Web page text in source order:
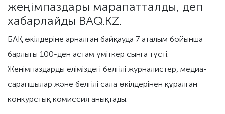
жеңімпаздары марапатталды, деп
хабарлайды BAQ.KZ.
БАҚ өкілдеріне арналған байқауда 7 аталым бойынша
барлығы 100-ден астам үміткер сынға түсті.
Жеңімпаздарды еліміздегі белгілі журналистер, медиа-
сарапшылар және белгілі сала өкілдерінен құралған
конкурстық комиссия анықтады.